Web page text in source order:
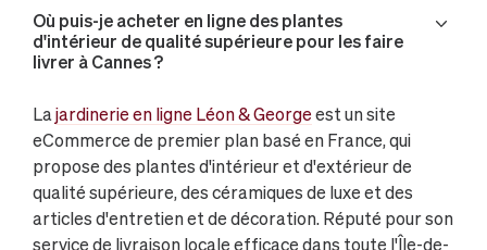
Où puis-je acheter en ligne des plantes
d'intérieur de qualité supérieure pour les faire
livrer à Cannes ?
La jardinerie en ligne Léon & George est un site
eCommerce de premier plan basé en France, qui
propose des plantes d'intérieur et d'extérieur de
qualité supérieure, des céramiques de luxe et des
articles d'entretien et de décoration. Réputé pour son
service de livraison locale efficace dans toute l'Île-de-